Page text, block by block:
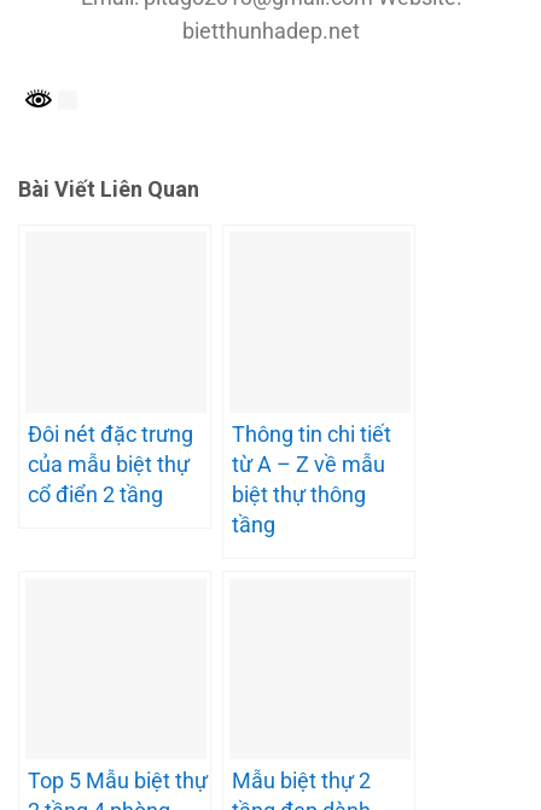
bietthunhadep.net
Bài Viết Liên Quan
Đôi nét đặc trưng
của mẫu biệt thự
cổ điển 2 tầng
Thông tin chi tiết
từ A – Z về mẫu
biệt thự thông
tầng
Top 5 Mẫu biệt thự
Mẫu biệt thự 2